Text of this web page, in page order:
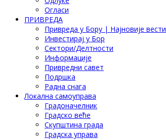
Огласи
ПРИВРЕДА
Привреда у Бору | Најновије вести
Инвестирај у Бор
Сектори/Делтности
Информације
Привредни савет
Подршка
Радна снага
Локална самоуправа
Градоначелник
Градско веће
Скупштина града
Градска управа